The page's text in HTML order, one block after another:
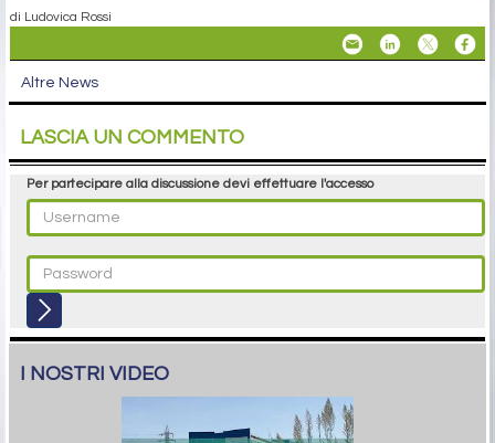
di Ludovica Rossi
Altre News
LASCIA UN COMMENTO
Per partecipare alla discussione devi effettuare l'accesso
I NOSTRI VIDEO